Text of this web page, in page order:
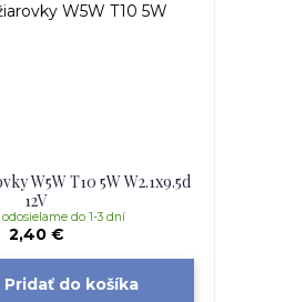
W5W T10 5W W2.1x9.5d
12V
2,40 €
do 1-3 dní
Pridať do košíka